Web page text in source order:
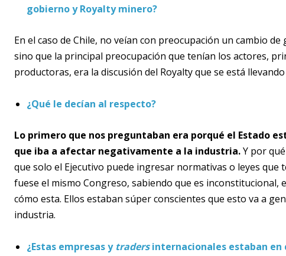
gobierno y Royalty minero?
En el caso de Chile, no veían con preocupación un cambio
sino que la principal preocupación que tenían los actores,
productoras, era la discusión del Royalty que se está
¿Qué le decían al respecto?
Lo primero que nos preguntaban era porqué el Estado
que iba a afectar negativamente a la industria.Y por
que solo el Ejecutivo puede ingresar normativas o leyes
fuese el mismo Congreso, sabiendo que es inconstitucional,
cómo esta. Ellos estaban súper conscientes que esto va a
industria.
¿Estas empresas y tradersinternacionales estaban en